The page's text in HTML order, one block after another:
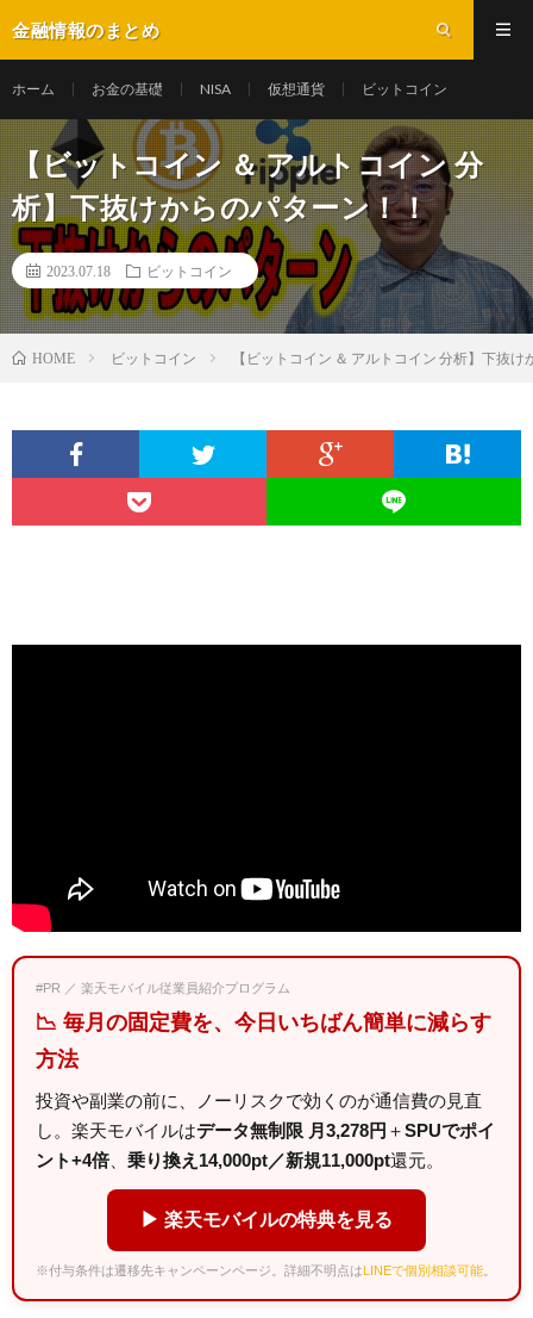
金融情報のまとめ
ホーム お金の基礎 NISA 仮想通貨 ビットコイン
【ビットコイン ＆ アルトコイン 分
析】下抜けからのパターン！！
2023.07.18 ビットコイン
HOME ビットコイン 【ビットコイン ＆ アルトコイン 分析】下抜
#PR ／ 楽天モバイル従業員紹介プログラム
📉 毎月の固定費を、今日いちばん簡単に減らす
方法
投資や副業の前に、ノーリスクで効くのが通信費の見直
し。楽天モバイルはデータ無制限 月3,278円 ＋SPUでポイ
ント+4倍
乗り換え14,000pt／新規11,000pt還元。
▶ 楽天モバイルの特典を見る
※付与条件は遷移先キャンペーンページ。詳細不明点はLINEで個別相談可能